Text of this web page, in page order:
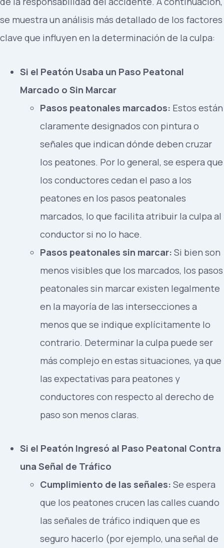
se muestra un análisis más detallado de los factores
clave que influyen en la determinación de la culpa:
Si el Peatón Usaba un Paso Peatonal
Marcado o Sin Marcar
Pasos peatonales marcados: Estos están
claramente designados con pintura o
señales que indican dónde deben cruzar
los peatones. Por lo general, se espera que
los conductores cedan el paso a los
peatones en los pasos peatonales
marcados, lo que facilita atribuir la culpa al
conductor si no lo hace.
Pasos peatonales sin marcar: Si bien son
menos visibles que los marcados, los pasos
peatonales sin marcar existen legalmente
en la mayoría de las intersecciones a
menos que se indique explícitamente lo
contrario. Determinar la culpa puede ser
más complejo en estas situaciones, ya que
las expectativas para peatones y
conductores con respecto al derecho de
paso son menos claras.
Si el Peatón Ingresó al Paso Peatonal Contra
una Señal de Tráfico
Cumplimiento de las señales: Se espera
que los peatones crucen las calles cuando
las señales de tráfico indiquen que es
seguro hacerlo (por ejemplo, una señal de